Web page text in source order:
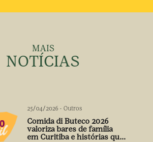
MAIS
NOTÍCIAS
25/04/2026 - Outros
Comida di Buteco 2026
valoriza bares de família
em Curitiba e histórias que